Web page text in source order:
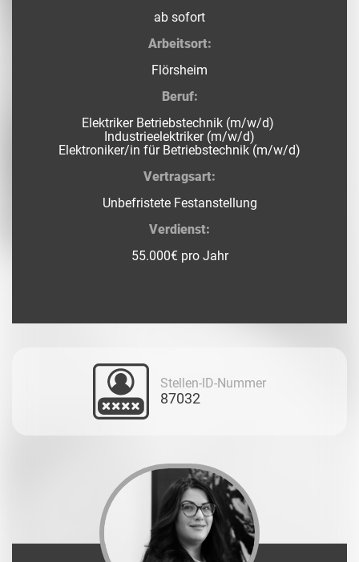
ab sofort
Arbeitsort:
Flörsheim
Beruf:
Elektriker Betriebstechnik (m/w/d)
Industrieelektriker (m/w/d)
Elektroniker/in für Betriebstechnik (m/w/d)
Vertragsart:
Unbefristete Festanstellung
Verdienst:
55.000€ pro Jahr
Stellen-ID-Nummer
87032